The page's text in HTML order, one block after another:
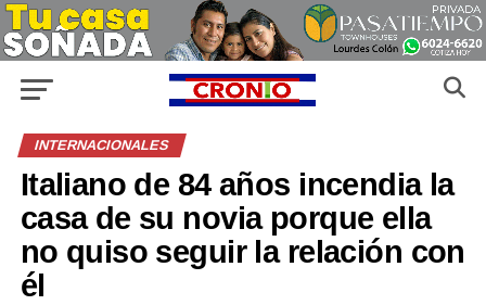
INTERNACIONALES
Italiano de 84 años incendia la
casa de su novia porque ella
no quiso seguir la relación con
él